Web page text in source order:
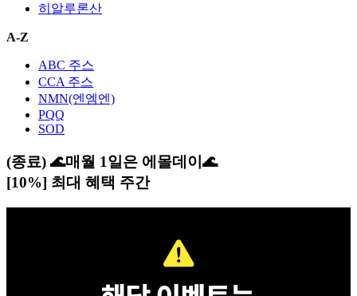
히알루론산
A-Z
ABC 주스
CCA 주스
NMN(엔엠엔)
PQQ
SOD
(종료) 🌊매월 1일은 에몰데이🌊
[10%] 최대 혜택 주간